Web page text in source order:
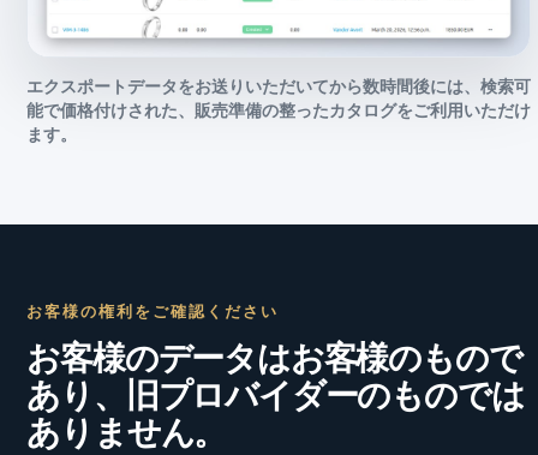
エクスポートデータをお送りいただいてから数時間後には、検索可
能で価格付けされた、販売準備の整ったカタログをご利用いただけ
ます。
お客様の権利をご確認ください
お客様のデータはお客様のもので
あり、旧プロバイダーのものでは
ありません。